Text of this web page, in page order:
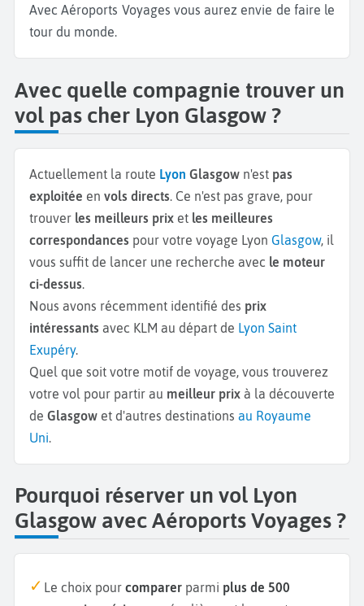
Avec Aéroports Voyages vous aurez envie de faire le
tour du monde.
Avec quelle compagnie trouver un
vol pas cher Lyon Glasgow ?
Actuellement la route Lyon Glasgow n'est pas
exploitée en vols directs. Ce n'est pas grave, pour
trouver les meilleurs prix et les meilleures
correspondances pour votre voyage Lyon Glasgow, il
vous suffit de lancer une recherche avec le moteur
ci-dessus.
Nous avons récemment identifié des prix
intéressants avec KLM au départ de Lyon Saint
Exupéry.
Quel que soit votre motif de voyage, vous trouverez
votre vol pour partir au meilleur prix à la découverte
de Glasgow et d'autres destinations au Royaume
Uni.
Pourquoi réserver un vol Lyon
Glasgow avec Aéroports Voyages ?
Le choix pour comparer parmi plus de 500